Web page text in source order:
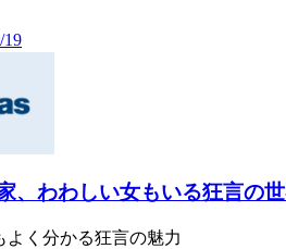
19
、わわしい女もいる狂言の
よく分かる狂言の魅力